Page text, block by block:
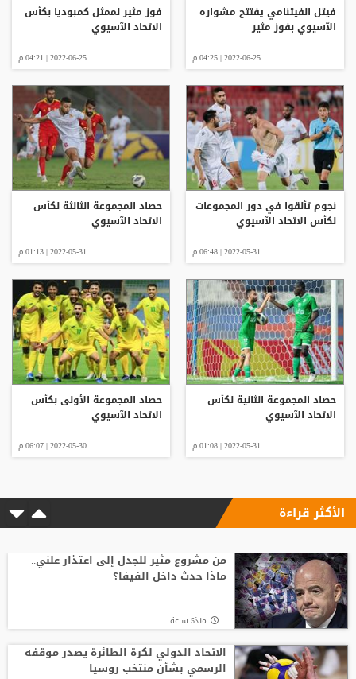
فيتل الفيتنامي يفتتح مشواره
الآسيوي بفوز مثير
2022-06-25 | 04:25 م
فوز مثير لممثل كمبوديا بكأس
الاتحاد الآسيوي
2022-06-25 | 04:21 م
نجوم تألقوا في دور المجموعات
لكأس الاتحاد الآسيوي
2022-05-31 | 06:48 م
حصاد المجموعة الثالثة لكأس
الاتحاد الآسيوي
2022-05-31 | 01:13 م
حصاد المجموعة الثانية لكأس
الاتحاد الآسيوي
2022-05-31 | 01:08 م
حصاد المجموعة الأولى بكأس
الاتحاد الآسيوي
2022-05-30 | 06:07 م
الأكثر قراءة
من مشروع مثير للجدل إلى اعتذار علني..
ماذا حدث داخل الفيفا؟
منذ5 ساعة
الاتحاد الدولي لكرة الطائرة يصدر موقفه
الرسمي بشأن منتخب روسيا